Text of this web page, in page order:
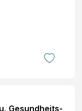
Gesundheits-